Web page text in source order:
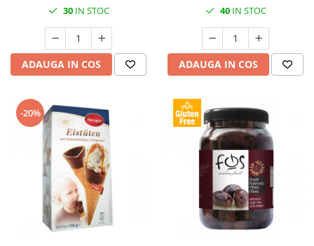
30IN STOC
ADAUGA IN COS
40IN STOC
ADAUGA IN COS
-20%